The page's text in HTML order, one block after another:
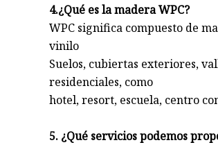
4.¿Qué es la madera WPC?
WPC significa compuesto de
vinilo
Suelos, cubiertas exteriores,
residenciales, como
hotel, resort, escuela, centro
5. ¿Qué servicios podemos